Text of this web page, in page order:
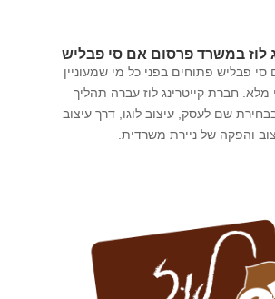
לוז במשרד פרסום אם סי פבליש
פבליש פתוחים בפני כל מי שמעוניין
מלא. חברת קייטרינג לוז עברה תהליך
שם לעסק, עיצוב לוגו, דרך עיצוב
והפקה של ניירת משרדית.